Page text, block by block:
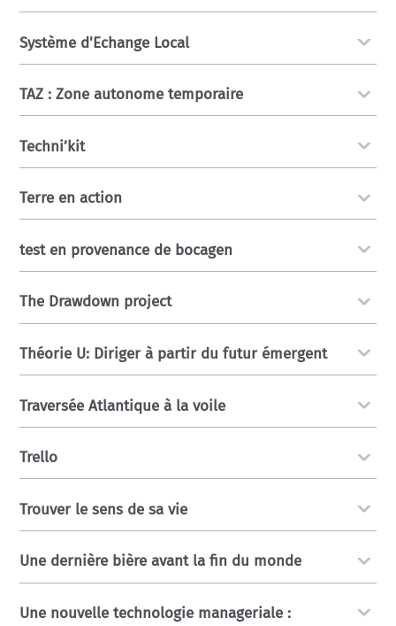
Système d'Echange Local
TAZ : Zone autonome temporaire
Techni’kit
Terre en action
test en provenance de bocagen
The Drawdown project
Théorie U: Diriger à partir du futur émergent
Traversée Atlantique à la voile
Trello
Trouver le sens de sa vie
Une dernière bière avant la fin du monde
Une nouvelle technologie manageriale :